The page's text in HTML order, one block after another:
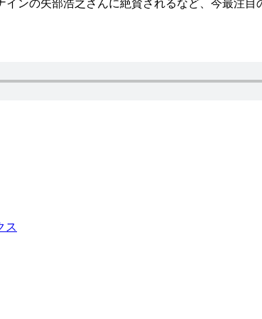
ンの矢部浩之さんに絶賛されるなど、今最注目
ス